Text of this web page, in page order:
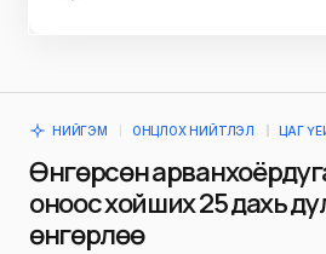
НИЙГЭМ ОНЦЛОХ НИЙТЛЭЛ ЦАГ
Өнгөрсөн
оноос хойших 25 дахь
өнгөрлөө